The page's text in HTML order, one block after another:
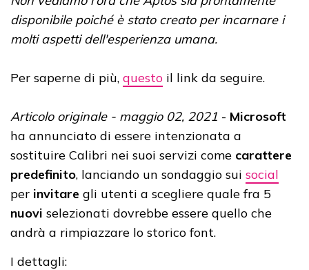
disponibile poiché è stato creato per incarnare i
molti aspetti dell'esperienza umana.
Per saperne di più, questo il link da seguire.
Articolo originale - maggio 02, 2021 - Microsoft
ha annunciato di essere intenzionata a
sostituire Calibri nei suoi servizi come carattere
predefinito, lanciando un sondaggio sui social
per invitare gli utenti a scegliere quale fra 5
nuovi selezionati dovrebbe essere quello che
andrà a rimpiazzare lo storico font.
I dettagli: